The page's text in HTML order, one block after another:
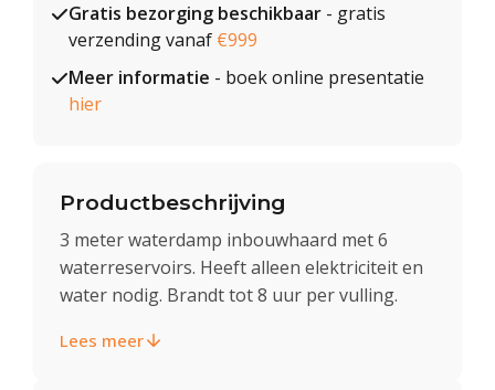
Gratis bezorging beschikbaar - gratis
verzending vanaf €999
Meer informatie - boek online presentatie
hier
Productbeschrijving
3 meter waterdamp inbouwhaard met 6
waterreservoirs. Heeft alleen elektriciteit en
water nodig. Brandt tot 8 uur per vulling.
Lees meer